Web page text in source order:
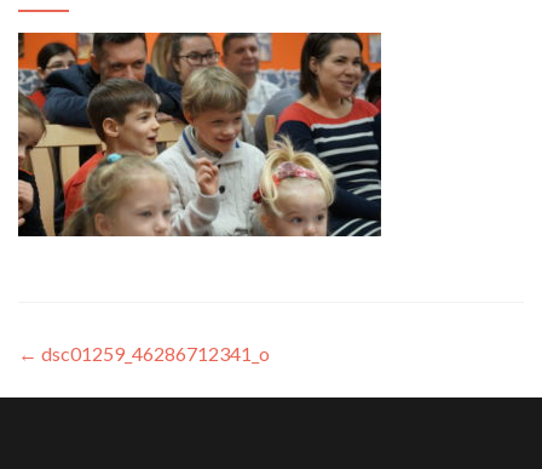
← dsc01259_46286712341_o